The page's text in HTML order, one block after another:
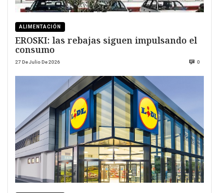
ALIMENTACIÓN
EROSKI: las rebajas siguen impulsando el
consumo
27 De Julio De 2026 0